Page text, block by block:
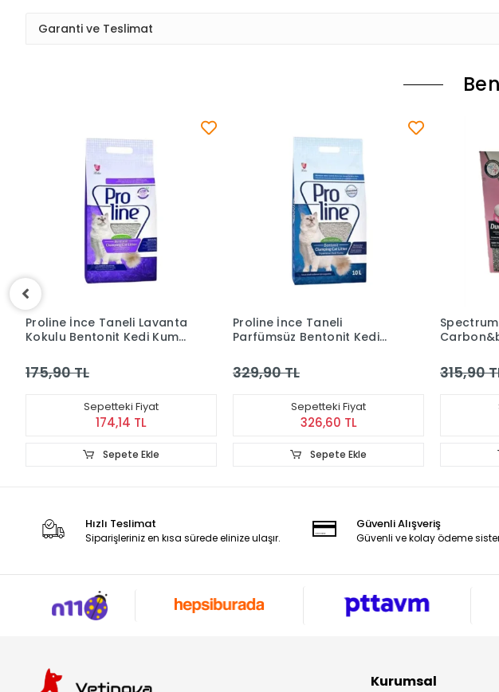
Garanti ve Teslimat
Proline İnce Taneli
Parfümsüz Bentonit Kedi
329,90 TL
Sepetteki Fiyat
326,60 TL
Sepete Ekle
Spectrum Duo Power Active
Carbon&bebek Pudralı
315,90 TL
Sepetteki Fiyat
312,74 TL
Sepete Ekle
Petclay
İnce Kedi
299,90
Hızlı Teslimat
Siparişleriniz en kısa sürede elinize ulaşır.
Güvenli Alışveriş
Güvenli ve kolay ödeme
Kurumsal